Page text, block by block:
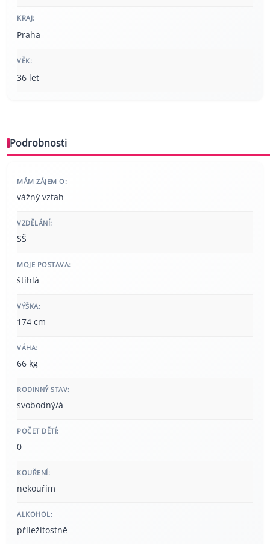
KRAJ:
Praha
VĚK:
36 let
Podrobnosti
MÁM ZÁJEM O:
vážný vztah
VZDĚLÁNÍ:
SŠ
MOJE POSTAVA:
štíhlá
VÝŠKA:
174 cm
VÁHA:
66 kg
RODINNÝ STAV:
svobodný/á
POČET DĚTÍ:
0
KOUŘENÍ:
nekouřím
ALKOHOL:
příležitostně